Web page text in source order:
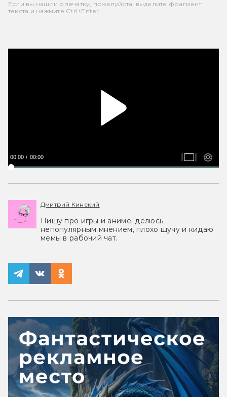
Если вы нашли опечатку, пожалуйста, выделите фрагмент
текста и нажмите Ctrl+Enter.
00:00 00:00
Дмитрий Кинский
Пишу про игры и аниме, делюсь
непопулярным мнением, плохо шучу и кидаю
мемы в рабочий чат.